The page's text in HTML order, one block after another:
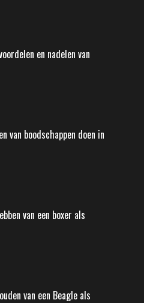
en nadelen van
van boodschappen doen in
van een boxer als
van een Beagle als